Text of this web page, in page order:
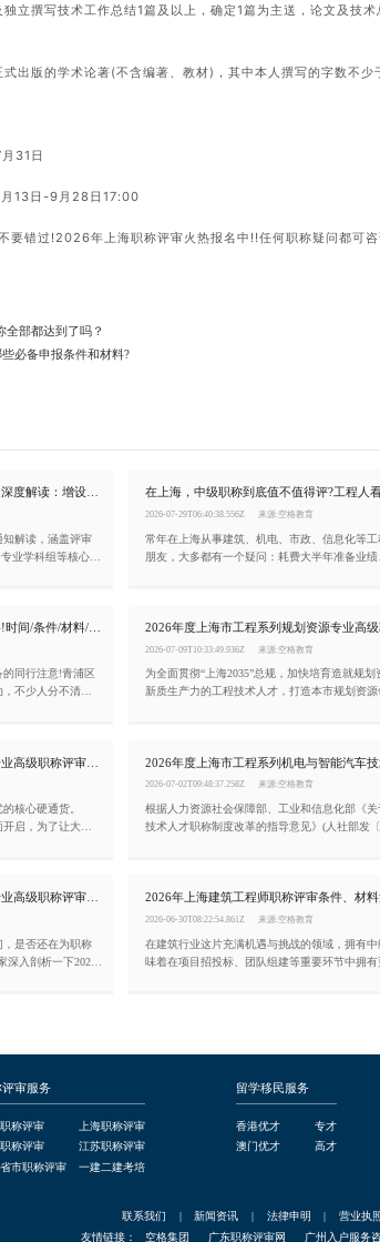
立撰写技术工作总结1篇及以上，确定1篇为主送，论文及技术
出版的学术论著(不含编著、教材)，其中本人撰写的字数不少
31日
13日-9月28日17:00
要错过!2026年上海职称评审火热报名中!!任何职称疑问都可咨
全部都达到了吗？
必备申报条件和材料?
2026上海正高级工程师职称评审通知深度解读：增设生产安全专业、总量调控10%
知解读，涵盖评审
业学科组等核心变
在上海，中级职称到底值不值得评?工程人
2026-07-29T06:40:38.556Z 来源:空格教育
常年在上海从事建筑、机电、市政、信息化等工
朋友，大多都有一个疑问：耗费大半年准备业绩
意点，沪漂工程人建议收藏!
2026上海建筑中级工程师申报全攻略!时间/条件/材料/流程一次讲透
同行注意!青浦区
不少人分不清申
2026-07-09T10:33:49.936Z 来源:空格教育
为全面贯彻“上海2035”总规，加快培育造就规划
新质生产力的工程技术人才，打造本市规划资源
意，现将2026年上海市工程系列规划资源专业高
工作通知如下：
2026年度上海市工程系列交通工程专业高级职称评审条件!
核心硬通货。
启，为了让大家
2026-07-02T09:48:37.258Z 来源:空格教育
根据人力资源社会保障部、工业和信息化部《关
技术人才职称制度改革的指导意见》(人社部发
神，现就2026年度上海市工程系列机电与智能汽
中级职称评审工作(嘉定区)有关事项通知如下：
2026年度上海市工程系列生态环境专业高级职称评审条件!
，是否还在为职称
入剖析一下2026
2026-06-30T08:22:54.861Z 来源:空格教育
在建筑行业这片充满机遇与挑战的领域，拥有
味着在项目招投标、团队组建等重要环节中拥有
审服务
称评审
上海职称评审
称评审
江苏职称评审
市职称评审
一建二建考培
留学移民服务
香港优才
专才
澳门优才
高才
联系我们 | 新闻资讯 | 法律申明 |
营业执
友情链接：
空格集团 广东职称评审网 广州入户服务